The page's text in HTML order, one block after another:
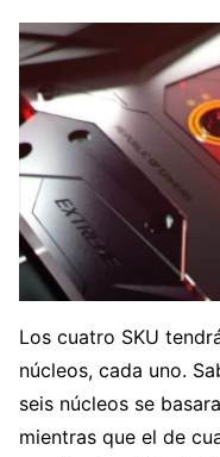
Los cuatro SKU
núcleos, cada uno.
seis núcleos se
mientras que el de